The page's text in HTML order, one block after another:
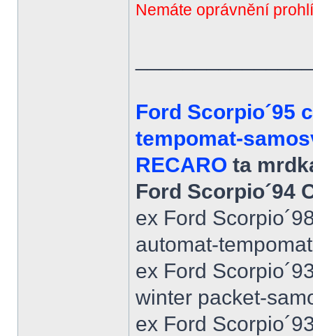
Nemáte oprávnění
Ford Scorpio´95
tempomat-
RECARO ta
Ford Scorpio´94
ex Ford
automat-
ex Ford
winter packet-
ex Ford